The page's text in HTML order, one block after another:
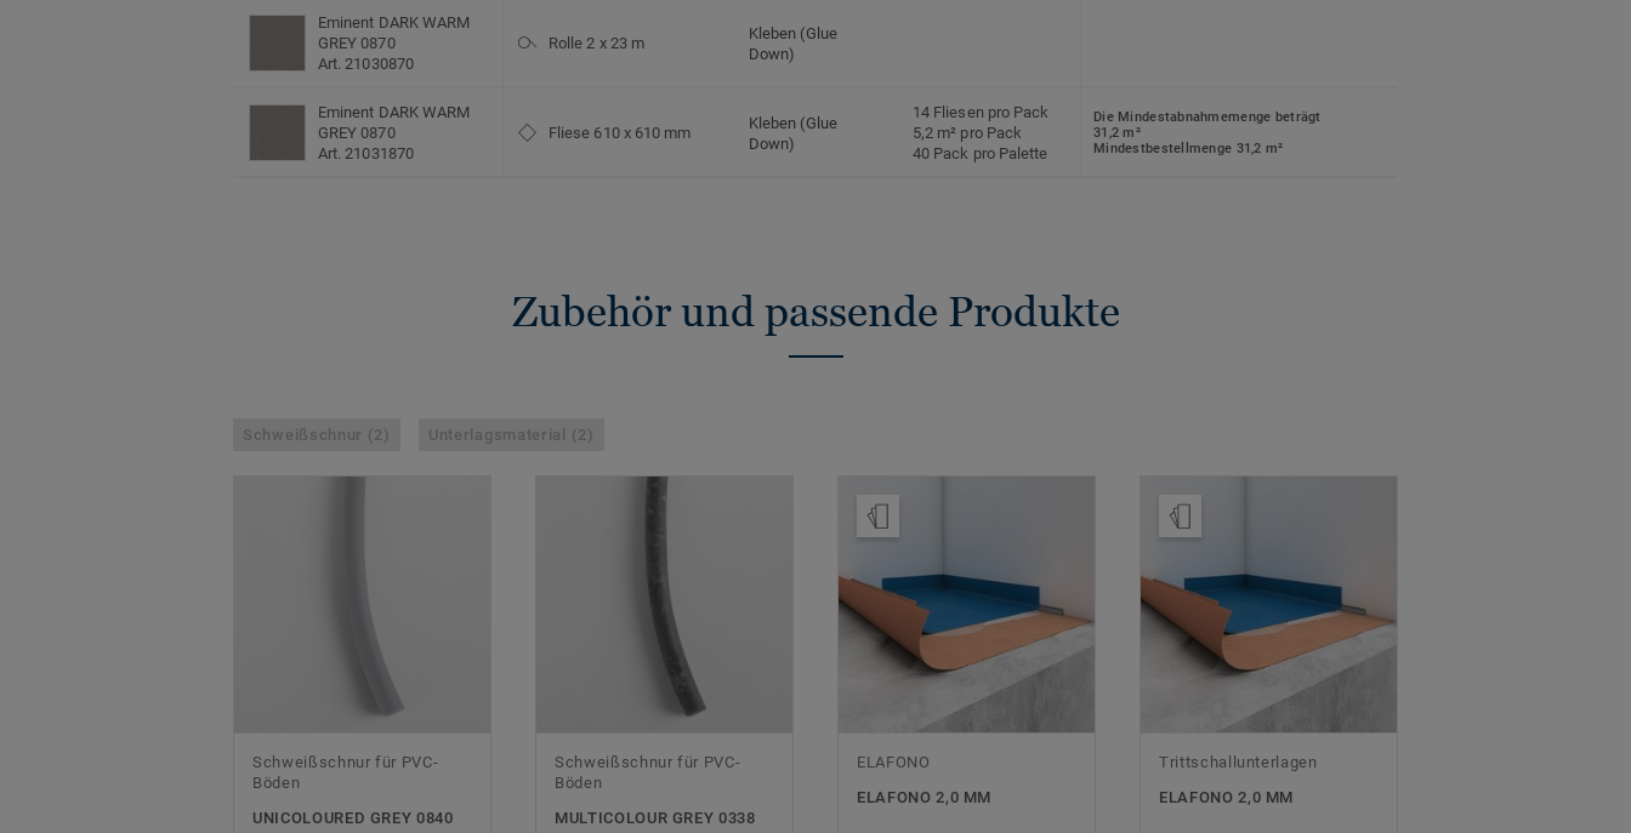
Eminent DARK WARM
GREY 0870
Art. 21030870
Rolle 2 x 23 m
Kleben (Glue
Down)
Eminent DARK WARM
GREY 0870
Art. 21031870
Fliese 610 x 610 mm
Kleben (Glue
Down)
14 Fliesen pro Pack
5,2 m² pro Pack
40 Pack pro Palette
Die Mindestabnahmemenge beträgt
31,2 m²
Mindestbestellmenge 31,2 m²
Zubehör und passende Produkte
Schweißschnur (2) Unterlagsmaterial (2)
Schweißschnur für PVC-
Böden
UNICOLOURED GREY 0840
Schweißschnur für PVC-
Böden
MULTICOLOUR GREY 0338
ELAFONO
ELAFONO 2,0 MM
Trittschallunterlagen
ELAFONO 2,0 MM